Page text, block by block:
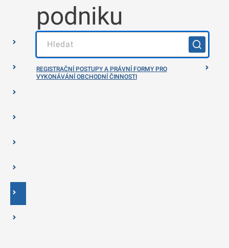
podniku
REGISTRAČNÍ POSTUPY A PRÁVNÍ FORMY PRO
VYKONÁVÁNÍ OBCHODNÍ ČINNOSTI